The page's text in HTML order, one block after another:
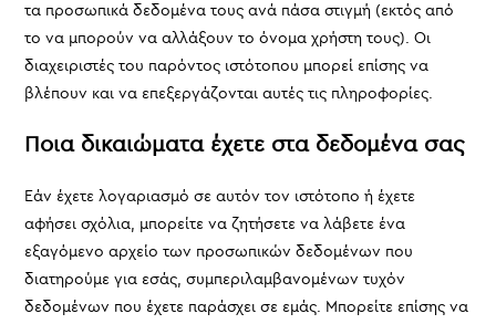
τα προσωπικά δεδομένα τους ανά πάσα στιγμή (εκτός από
το να μπορούν να αλλάξουν το όνομα χρήστη τους). Οι
διαχειριστές του παρόντος ιστότοπου μπορεί επίσης να
βλέπουν και να επεξεργάζονται αυτές τις πληροφορίες.
Ποια δικαιώματα έχετε στα δεδομένα σας
Εάν έχετε λογαριασμό σε αυτόν τον ιστότοπο ή έχετε
αφήσει σχόλια, μπορείτε να ζητήσετε να λάβετε ένα
εξαγόμενο αρχείο των προσωπικών δεδομένων που
διατηρούμε για εσάς, συμπεριλαμβανομένων τυχόν
δεδομένων που έχετε παράσχει σε εμάς. Μπορείτε επίσης να